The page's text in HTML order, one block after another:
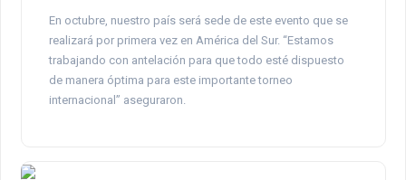
En octubre, nuestro país será sede de este evento que se
realizará por primera vez en América del Sur. “Estamos
trabajando con antelación para que todo esté dispuesto
de manera óptima para este importante torneo
internacional” aseguraron.